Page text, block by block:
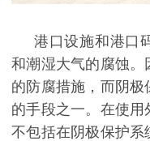
港口设施和港口
和潮湿大气的腐蚀
的防腐措施，而阴
的手段之一。在使
不包括在阴极保护